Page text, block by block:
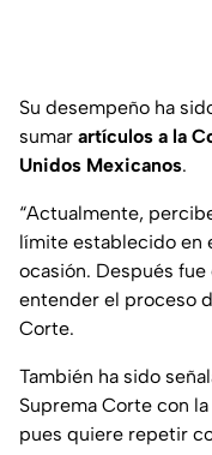
Su desempeño ha
sumar artículos a la
Unidos Mexicanos.
“Actualmente,
límite establecido en
ocasión. Después
entender el proceso
Corte.
También ha sido
Suprema Corte con
pues quiere repetir